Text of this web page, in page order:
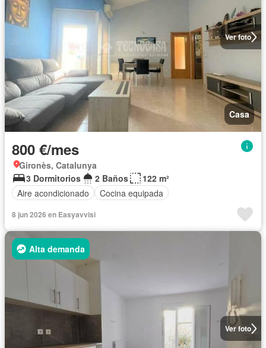
Ver foto
Casa
800 €/mes
Gironès, Catalunya
3 Dormitorios
2 Baños
122 m²
Aire acondicionado
Cocina equipada
8 jun 2026 en Easyavvisi
Ver foto
Alta demanda